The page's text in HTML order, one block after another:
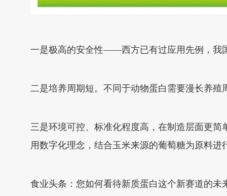
一是极高的安全性——西方已有过应用先例，我
二是培养周期短。不同于动物蛋白需要漫长养
三是环境可控、标准化程度高，在制造层面更
用数字化理念，结合玉米来源的葡萄糖为原料
食业头条：您如何看待新质蛋白这个新赛道的未